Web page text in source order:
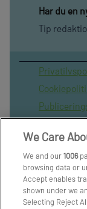
Har du en
Tip
Spil
Arkiv
Om os
We Care
We and our1006
browsing data or
Accept enables
shown under we
Selecting Reject